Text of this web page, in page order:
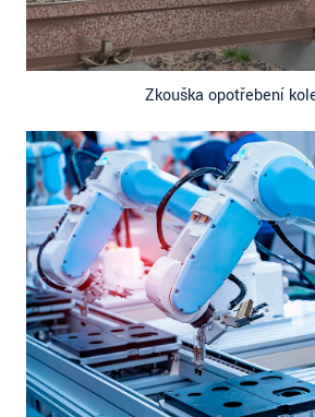
Zkouška opotřebení